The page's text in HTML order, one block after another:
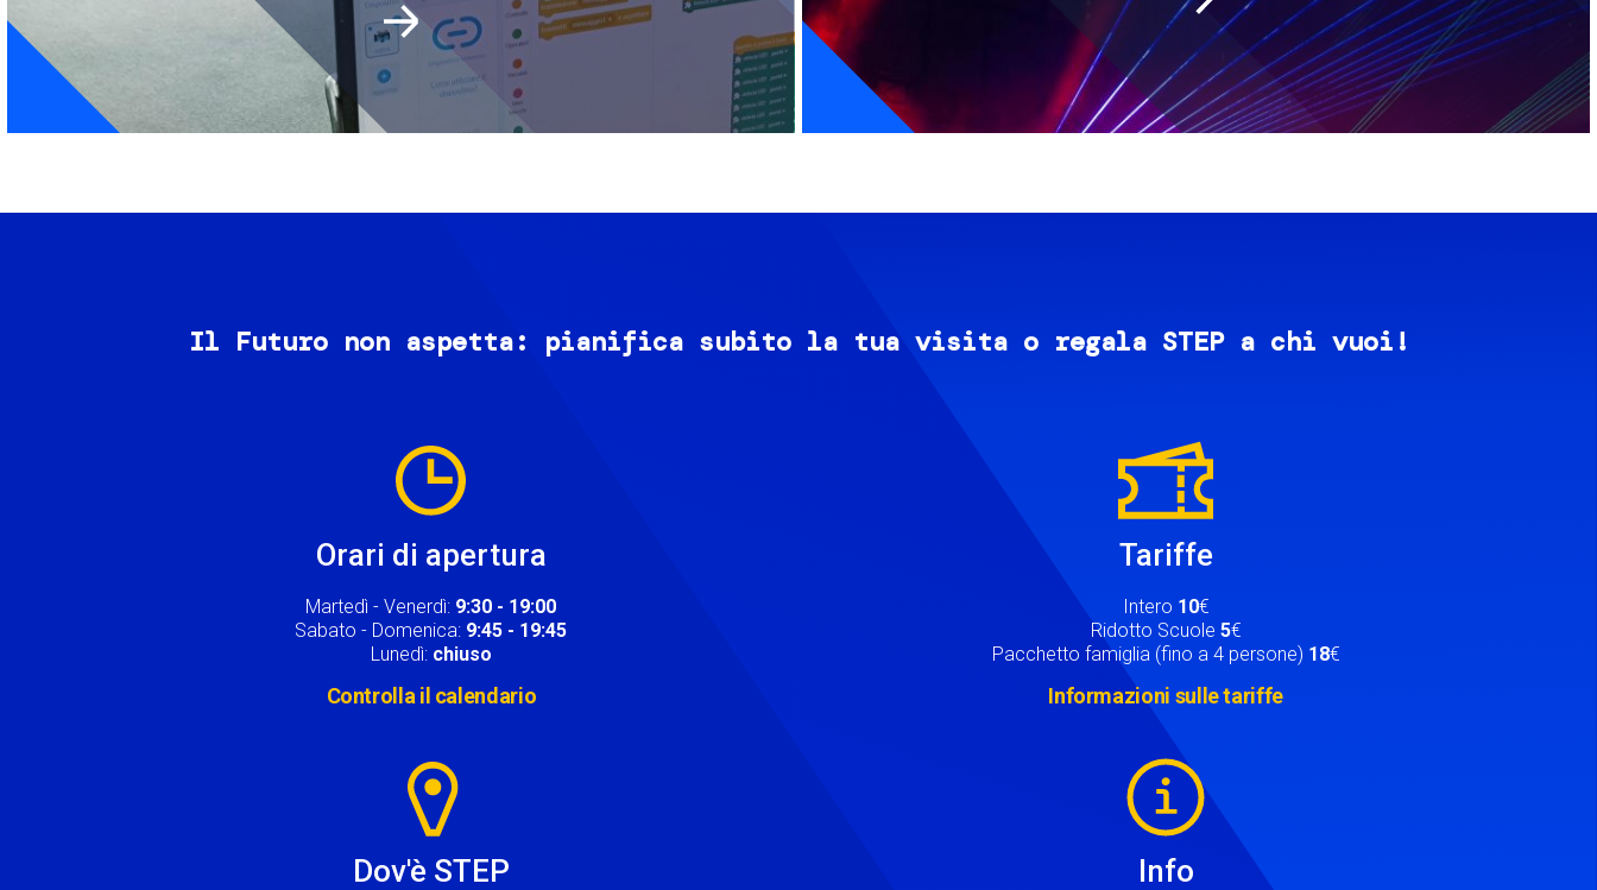
Il Futuro non aspetta: pianifica subito la tua visita o regala STEP a chi vuoi!
Orari di apertura
Martedì - Venerdì: 9:30 - 19:00
Sabato - Domenica: 9:45 - 19:45
Lunedì: chiuso
Controlla il calendario
Tariffe
Intero 10€
Ridotto Scuole 5€
Pacchetto famiglia (fino a 4 persone) 18€
Informazioni sulle tariffe
Dov'è STEP Info